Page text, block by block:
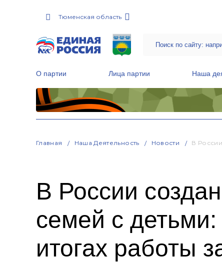
Тюменская область
О партии Лица партии Наша
Главная Наша Деятельность Новости В
В России
семей с
итогах работы